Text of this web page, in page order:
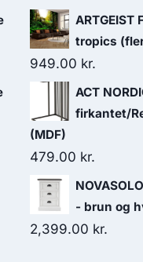
tropics
949.00 kr.
ACT
firkantet/
(MDF)
479.00 kr.
- brun og
2,399.00 kr.